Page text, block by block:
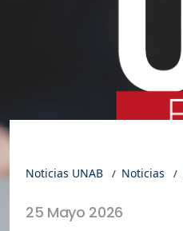
Noticias UNAB Noticias
25 Mayo 2026